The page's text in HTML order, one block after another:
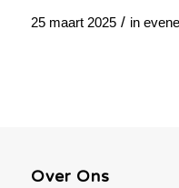
25 maart 2025 / in
Over Ons